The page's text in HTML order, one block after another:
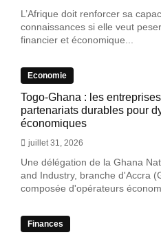
L’Afrique doit renforcer sa
connaissances si elle veut
financier et économique...
Economie
Togo-Ghana : les
partenariats durables pour
économiques
juillet 31, 2026
Une délégation de la Ghana
and Industry, branche d'Accra
composée d'opérateurs
Finances